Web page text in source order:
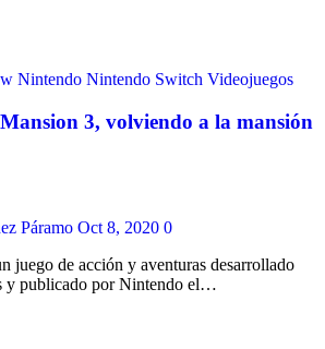
Nintendo Nintendo Switch Videojuegos
3, volviendo a la mansión
Páramo Oct 8, 2020 0
juego de acción y aventuras desarrollado
y publicado por Nintendo el…